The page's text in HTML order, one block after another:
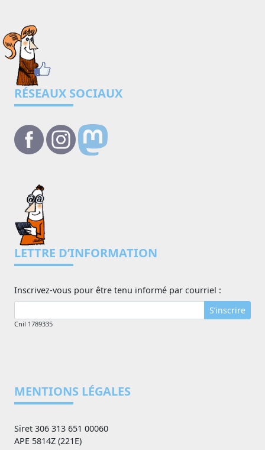
RÉSEAUX SOCIAUX
LETTRE D’INFORMATION
Inscrivez-vous pour être tenu informé par courriel :
S’inscrire
Cnil 1789335
MENTIONS LÉGALES
Siret 306 313 651 00060
APE 5814Z (221E)